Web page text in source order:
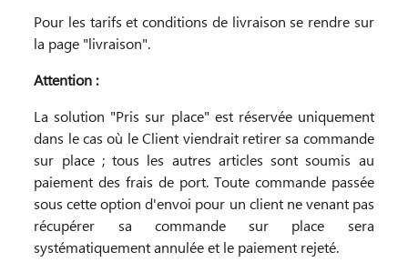
Pour les tarifs et conditions de livraison se rendre sur
la page "livraison".
Attention :
La solution "Pris sur place" est réservée uniquement
dans le cas où le Client viendrait retirer sa commande
sur place ; tous les autres articles sont soumis au
paiement des frais de port. Toute commande passée
sous cette option d'envoi pour un client ne venant pas
récupérer sa commande sur place sera
systématiquement annulée et le paiement rejeté.